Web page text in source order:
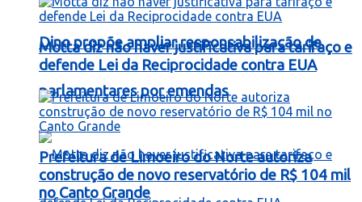
Dino propõe ampliar responsabilização de
parlamentares por emendas
Motta diz não haver justificativa para tarifaço e
defende Lei da Reciprocidade contra EUA
Prefeitura de Limoeiro do Norte autoriza
construção de novo reservatório de R$ 104 mil
no Canto Grande